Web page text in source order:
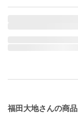
福田大地さんの商品